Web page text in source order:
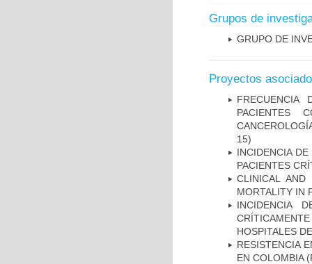
Grupos de
GRUPO DE
Proyectos
FRECUENCIA
PACIENTES
15)
INCIDENCIA
PACIENTES
CLINICAL AND
MORTALITY IN
INCIDENCIA
HOSPITALES
RESISTENCIA
EN COLOMBIA